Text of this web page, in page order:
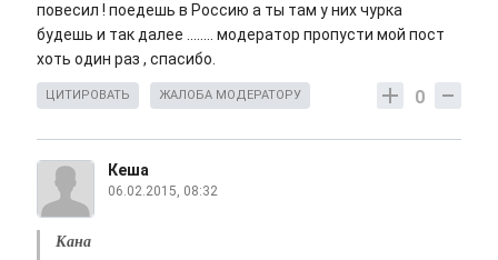
повесил ! поедешь в Россию а ты там у них чурка
будешь и так далее ........ модератор пропусти мой пост
хоть один раз , спасибо.
0
ЦИТИРОВАТЬ ЖАЛОБА МОДЕРАТОРУ
Кеша
06.02.2015, 08:32
Кана